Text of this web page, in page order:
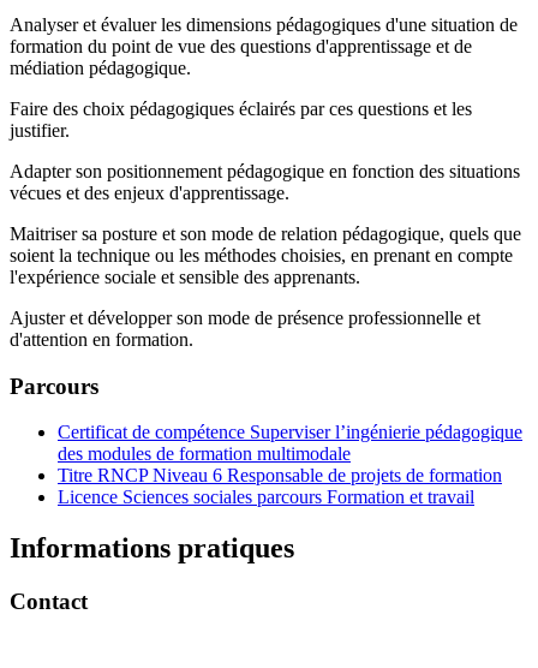
Analyser et évaluer les dimensions pédagogiques d'une situation de
formation du point de vue des questions d'apprentissage et de
médiation pédagogique.
Faire des choix pédagogiques éclairés par ces questions et les
justifier.
Adapter son positionnement pédagogique en fonction des situations
vécues et des enjeux d'apprentissage.
Maitriser sa posture et son mode de relation pédagogique, quels que
soient la technique ou les méthodes choisies, en prenant en compte
l'expérience sociale et sensible des apprenants.
Ajuster et développer son mode de présence professionnelle et
d'attention en formation.
Parcours
Certificat de compétence Superviser l’ingénierie pédagogique
des modules de formation multimodale
Titre RNCP Niveau 6 Responsable de projets de formation
Licence Sciences sociales parcours Formation et travail
Informations pratiques
Contact